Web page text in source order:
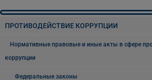
ПРОТИВОДЕЙСТВИЕ КОРРУПЦИИ
Нормативные правовые и иные акты в сфере
коррупции
Федеральные законы